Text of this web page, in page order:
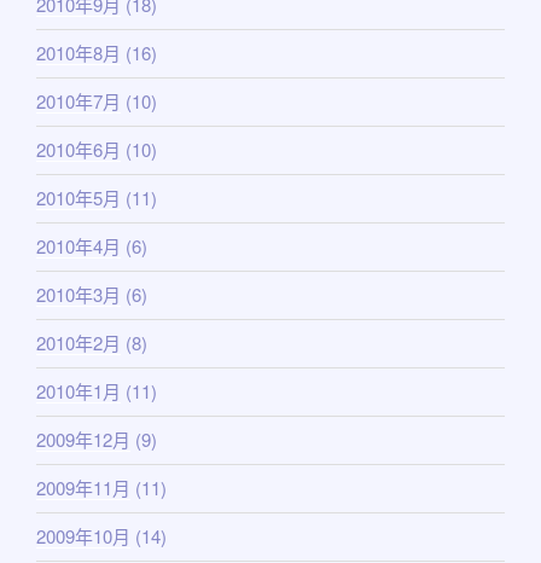
2010年8月 (16)
2010年7月 (10)
2010年6月 (10)
2010年5月 (11)
2010年4月 (6)
2010年3月 (6)
2010年2月 (8)
2010年1月 (11)
2009年12月 (9)
2009年11月 (11)
2009年10月 (14)